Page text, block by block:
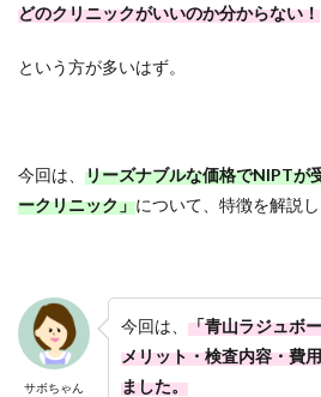
どのクリニックがいいのか分からない！
という方が多いはず。
今回は、 リーズナブルな価格でNIPTが
ークリニック」について、特徴を解説し
サボちゃん
今回は、 「青山ラジュボ
メリット・検査内容・費
ました。